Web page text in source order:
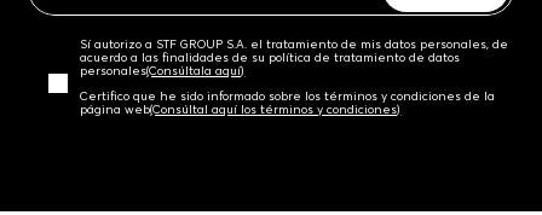
Sí autorizo a STF GROUP S.A. el tratamiento de mis datos personales, de
acuerdo a las finalidades de su política de tratamiento de datos
personales‎(Consúltala aquí)
Certifico que he sido informado sobre los términos y condiciones de la
página web‎(Consúltal aquí los términos y condiciones)